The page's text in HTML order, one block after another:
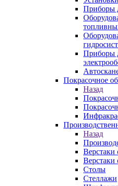
Приборы
Приборы
Покрасочное
Назад
Назад
Верстаки
Верстаки
Столы
Стеллажи